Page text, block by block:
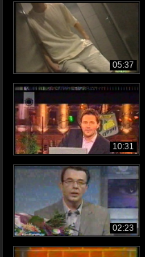
05:37
10:31
02:23